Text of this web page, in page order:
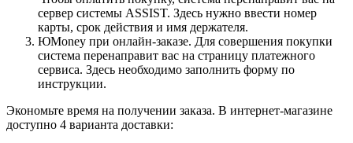
сервер системы ASSIST. Здесь нужно ввести номер
карты, срок действия и имя держателя.
ЮMoney при онлайн-заказе. Для совершения покупки
система перенаправит вас на страницу платежного
сервиса. Здесь необходимо заполнить форму по
инструкции.
Экономьте время на получении заказа. В интернет-магазине
доступно 4 варианта доставки: